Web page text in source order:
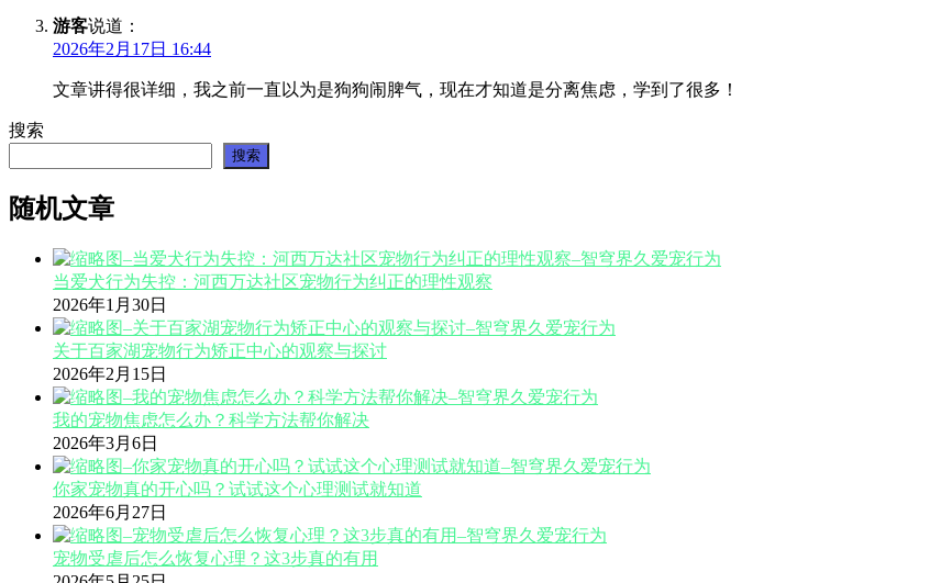
游客说道：
2026年2月17日 16:44
文章讲得很详细，我之前一直以为是狗狗闹脾气，现在才知道是分离焦虑，学到了很多！
搜索
搜索
随机文章
当爱犬行为失控：河西万达社区宠物行为纠正的理性观察
2026年1月30日
关于百家湖宠物行为矫正中心的观察与探讨
2026年2月15日
我的宠物焦虑怎么办？科学方法帮你解决
2026年3月6日
你家宠物真的开心吗？试试这个心理测试就知道
2026年6月27日
宠物受虐后怎么恢复心理？这3步真的有用